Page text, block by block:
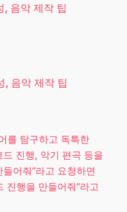
음악 제작 팁
, 음악 제작 팁
를 탐구하고 독특한
진행, 악기 편곡 등을
어줘”라고 요청하면
진행을 만들어줘”라고